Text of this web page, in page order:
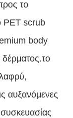
το
PET scrub
body
δέρματος.το
αυξανόμενες